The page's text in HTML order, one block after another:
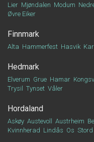
Lier Mjøndalen Modum
Øvre Eiker
Finnmark
Alta Hammerfest Hasvik
Hedmark
Elverum Grue Hamar
Trysil
Tynset Våler
Hordaland
Askøy Austevoll Austrheim
Kvinnherad Lindås Os Stord